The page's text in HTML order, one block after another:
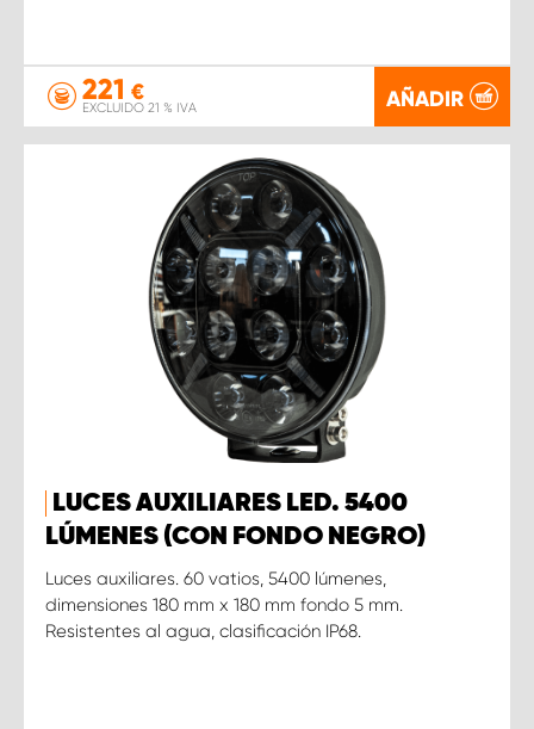
221 €
EXCLUIDO 21 % IVA AÑADIR
LUCES AUXILIARES LED. 5400
LÚMENES (CON FONDO NEGRO)
Luces auxiliares. 60 vatios, 5400 lúmenes,
dimensiones 180 mm x 180 mm fondo 5 mm.
Resistentes al agua, clasificación IP68.